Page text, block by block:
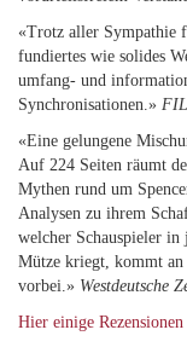
«Trotz aller Sympathie
fundiertes wie solides
umfang- und
Synchronisationen.»
«Eine gelungene
Auf 224 Seiten räumt
Mythen rund um
Analysen zu ihrem
welcher Schauspieler
Mütze kriegt, kommt an
vorbei.» Westdeutsche
Hier einige